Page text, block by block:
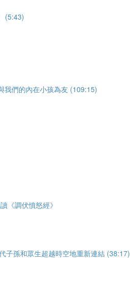
(5:43)
們的內在小孩為友 (109:15)
《調伏憤怒經》
子孫和眾生超越時空地重新連結 (38:17)